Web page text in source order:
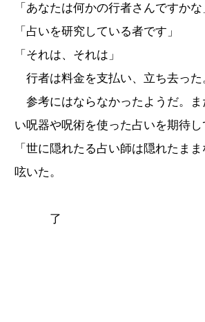
「あなたは何かの行者さんですかな
「占いを研究している者です」
「それは、それは」
行者は料金を支払い、立ち去った
参考にはならなかったようだ。ま
い呪器や呪術を使った占いを期待し
「世に隠れたる占い師は隠れたま
呟いた。
了